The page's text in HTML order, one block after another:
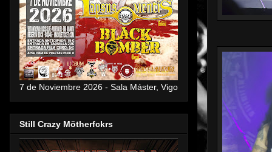
7 de Noviembre 2026 - Sala Máster, Vigo
Still Crazy Mötherfckrs